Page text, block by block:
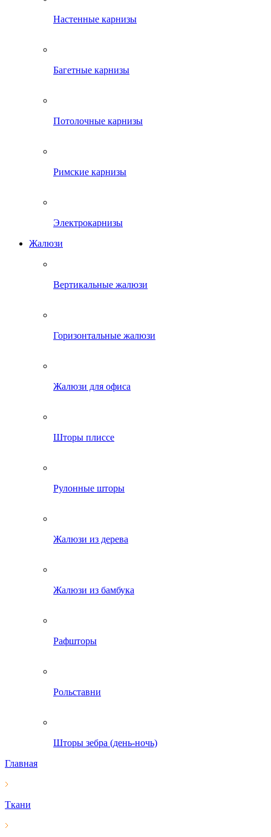
Настенные карнизы
Багетные карнизы
Потолочные карнизы
Римские карнизы
Электрокарнизы
Жалюзи
Вертикальные жалюзи
Горизонтальные жалюзи
Жалюзи для офиса
Шторы плиссе
Рулонные шторы
Жалюзи из дерева
Жалюзи из бамбука
Рафшторы
Рольставни
Шторы зебра (день-ночь)
Главная
Ткани